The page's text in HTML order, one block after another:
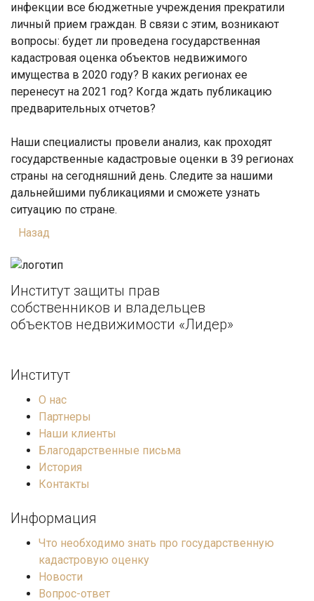
инфекции все бюджетные учреждения прекратили
личный прием граждан. В связи с этим, возникают
вопросы: будет ли проведена государственная
кадастровая оценка объектов недвижимого
имущества в 2020 году? В каких регионах ее
перенесут на 2021 год? Когда ждать публикацию
предварительных отчетов?
Наши специалисты провели анализ, как проходят
государственные кадастровые оценки в 39 регионах
страны на сегодняшний день. Следите за нашими
дальнейшими публикациями и сможете узнать
ситуацию по стране.
Назад
Институт защиты прав
собственников и владельцев
объектов недвижимости «Лидер»
Институт
О нас
Партнеры
Наши клиенты
Благодарственные письма
История
Контакты
Информация
Что необходимо знать про государственную
кадастровую оценку
Новости
Вопрос-ответ